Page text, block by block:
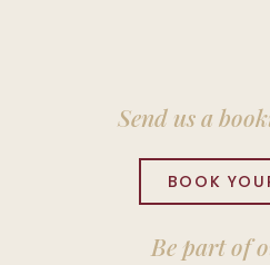
Send us a
BOOK
Be part of